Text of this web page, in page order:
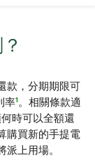
款，分期期限可
率1 。相關條款適
時可以全額還
購買新的手提電
派上用場。